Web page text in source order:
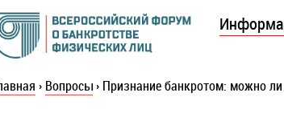
› Вопросы › Признание банкротом: можно